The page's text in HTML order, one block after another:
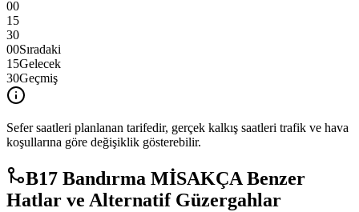
00
15
30
00Sıradaki
15Gelecek
30Geçmiş
Sefer saatleri planlanan tarifedir, gerçek kalkış saatleri trafik ve hava
koşullarına göre değişiklik gösterebilir.
B17 Bandırma MİSAKÇA Benzer
Hatlar ve Alternatif Güzergahlar